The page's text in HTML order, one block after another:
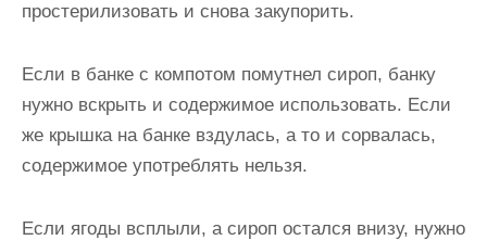
простерилизовать и снова закупорить.
Если в банке с компотом помутнел сироп, банку
нужно вскрыть и содержимое использовать. Если
же крышка на банке вздулась, а то и сорвалась,
содержимое употреблять нельзя.
Если ягоды всплыли, а сироп остался внизу, нужно